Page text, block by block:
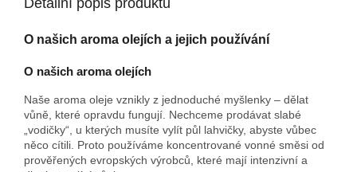
O našich aroma olejích a jejich používání
O našich aroma olejích
Naše aroma oleje vznikly z jednoduché myšlenky – dělat
vůně, které opravdu fungují. Nechceme prodávat slabé
„vodičky“, u kterých musíte vylít půl lahvičky, abyste vůbec
něco cítili. Proto používáme koncentrované vonné směsi od
prověřených evropských výrobců, které mají intenzivní a